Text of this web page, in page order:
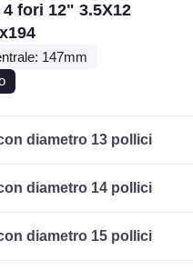
fori 12" 3.5X12
147mm
diametro 13 pollici
diametro 14 pollici
diametro 15 pollici